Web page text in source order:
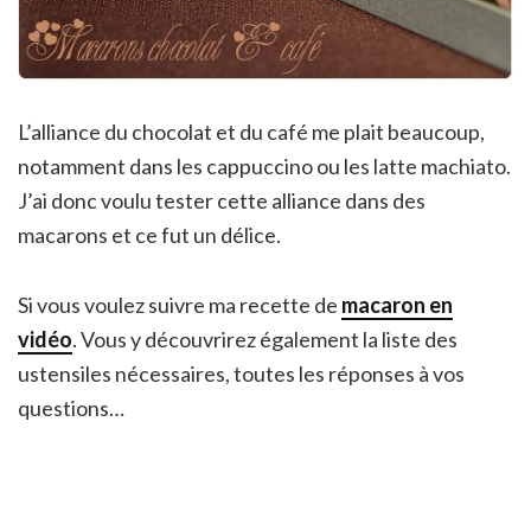
L’alliance du chocolat et du café me plait beaucoup,
notamment dans les cappuccino ou les latte machiato.
J’ai donc voulu tester cette alliance dans des
macarons et ce fut un délice.
Si vous voulez suivre ma recette de macaron en
vidéo. Vous y découvrirez également la liste des
ustensiles nécessaires, toutes les réponses à vos
questions…